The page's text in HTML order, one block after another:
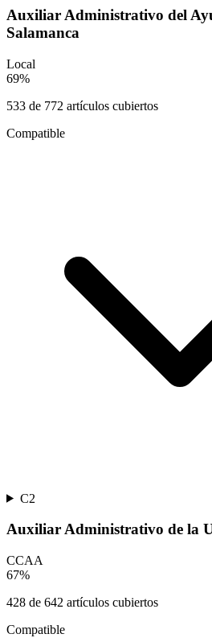
Auxiliar Administrativo del
Salamanca
Local
69%
533 de 772 artículos cubiertos
Compatible
C2
Auxiliar Administrativo de la
CCAA
67%
428 de 642 artículos cubiertos
Compatible